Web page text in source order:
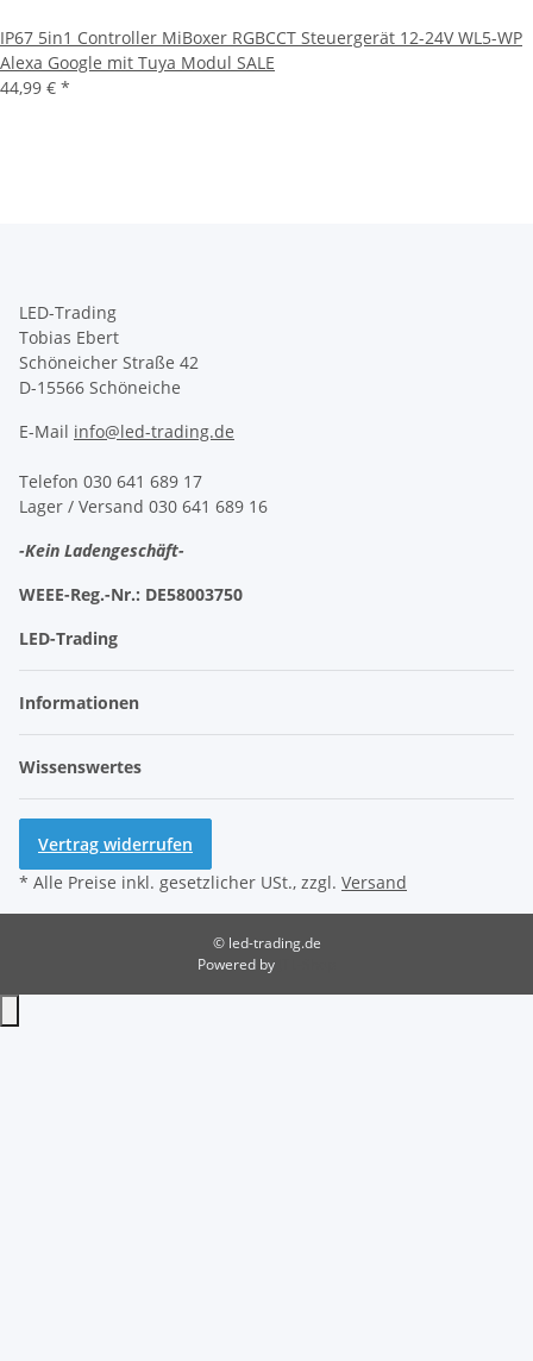
IP67 5in1 Controller MiBoxer RGBCCT Steuergerät 12-24V WL5-WP
Alexa Google mit Tuya Modul SALE
44,99 € *
LED-Trading
Tobias Ebert
Schöneicher Straße 42
D-15566 Schöneiche
E-Mail info@led-trading.de
Telefon 030 641 689 17
Lager / Versand 030 641 689 16
-Kein Ladengeschäft-
WEEE-Reg.-Nr.: DE58003750
LED-Trading
Informationen
Wissenswertes
Vertrag widerrufen
* Alle Preise inkl. gesetzlicher USt., zzgl. Versand
© led-trading.de
Powered by